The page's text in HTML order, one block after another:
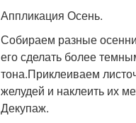
Аппликация Осень.
Собираем разные
его сделать более
тона.Приклеиваем
желудей и наклеить их
Декупаж.